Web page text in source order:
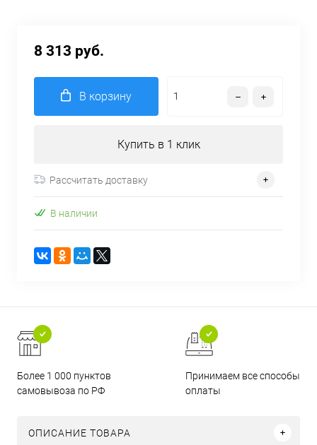
8 313 руб.
В корзину
Купить в 1 клик
Рассчитать доставку
В наличии
Более 1 000 пунктов
самовывоза по РФ
Принимаем все способы
оплаты
ОПИСАНИЕ ТОВАРА